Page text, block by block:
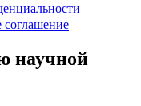
соглашение
научной